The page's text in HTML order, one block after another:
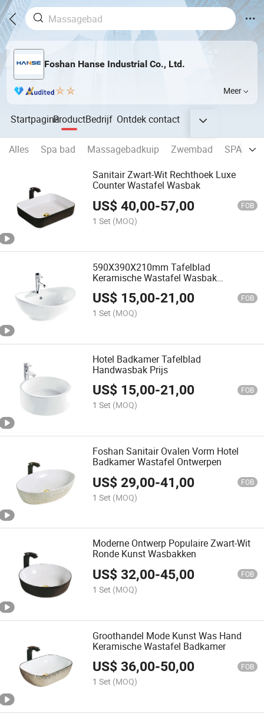
Foshan Hanse Industrial Co., Ltd.
Meer
StartpaginaProductBedrijf Ontdekcontact
Alles Spa bad Massagebadkuip Zwembad
SPA
Sanitair Zwart-Wit Rechthoek Luxe
Counter Wastafel Wasbak
US$40,00-57,00 FOB
1 Set (MOQ)
590X390X210mm Tafelblad
Keramische Wastafel Wasbak
Badkamer
US$ 15,00-21,00 FOB
1 Set (MOQ)
Hotel Badkamer Tafelblad
Handwasbak Prijs
US$ 15,00-21,00 FOB
1 Set (MOQ)
Foshan Sanitair Ovalen Vorm Hotel
Badkamer Wastafel Ontwerpen
US$29,00-41,00 FOB
1 Set (MOQ)
Moderne Ontwerp Populaire Zwart-Wit
Ronde Kunst Wasbakken
US$32,00-45,00 FOB
1 Set (MOQ)
Groothandel Mode Kunst Was Hand
Keramische Wastafel Badkamer
US$36,00-50,00 FOB
1 Set (MOQ)